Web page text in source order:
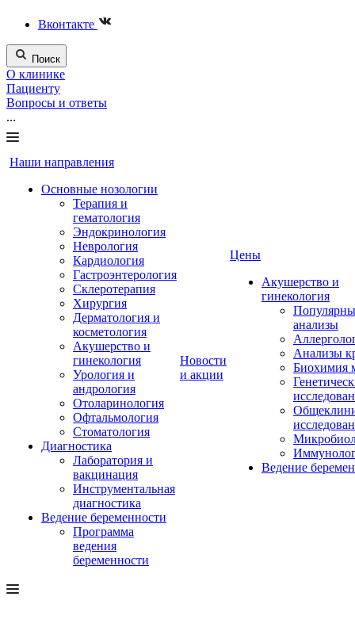
Вконтакте
Поиск
О клинике
Пациенту
Вопросы и ответы
...
Наши направления
Основные нозологии
Терапия и
гематология
Эндокринология
Неврология
Кардиология
Гастроэнтерология
Склеротерапия
Хирургия
Дерматология и
косметология
Акушерство и
гинекология
Урология и
андрология
Отоларинология
Офтальмология
Стоматология
Диагностика
Лаборатория и
вакцинация
Инструментальная
диагностика
Ведение беременности
Программа
ведения
беременности
Новости
и акции
Цены
Акушерство и
гинекология
анализы
Анализы
Биохимия
Ведение